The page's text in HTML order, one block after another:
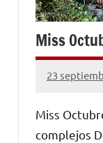
Miss
23
No
Miss
complejos